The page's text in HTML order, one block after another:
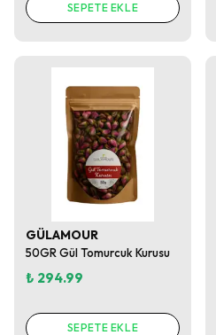
SEPETE EKLE
GÜLAMOUR
50GR Gül Tomurcuk Kurusu
₺ 294.99
SEPETE EKLE